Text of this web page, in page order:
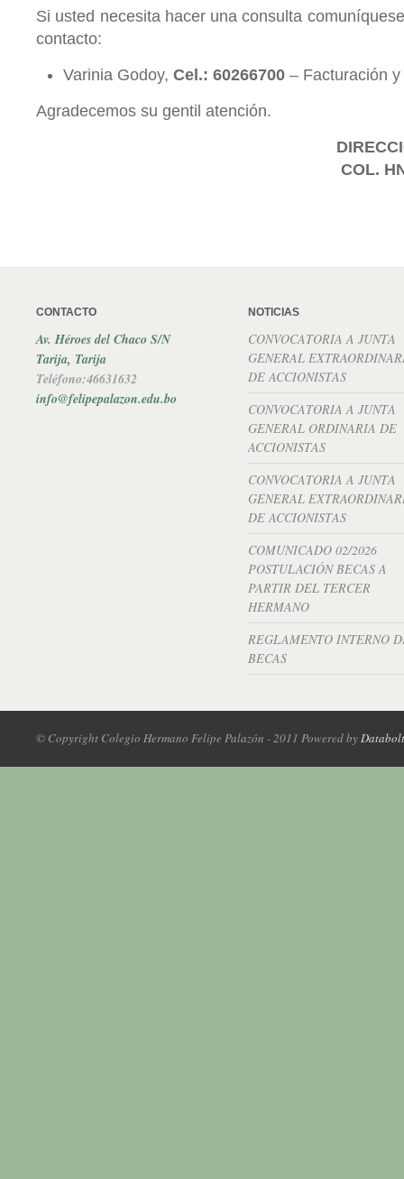
Si usted necesita hacer una consulta
contacto:
Varinia Godoy, Cel.: 60266700 – Facturación
Agradecemos su gentil atención.
COL.
CONTACTO
Av. Héroes del Chaco S/N
Tarija, Tarija
Teléfono:46631632
info@felipepalazon.edu.bo
NOTICIAS
CONVOCATORIA A JUNTA
GENERAL
DE ACCIONISTAS
CONVOCATORIA A JUNTA
GENERAL ORDINARIA DE
ACCIONISTAS
CONVOCATORIA A JUNTA
GENERAL
DE ACCIONISTAS
COMUNICADO 02/2026
POSTULACIÓN BECAS A
PARTIR DEL TERCER
HERMANO
REGLAMENTO INTERNO
BECAS
© Copyright Colegio Hermano Felipe Palazón - 2011 Powered byDatabolt